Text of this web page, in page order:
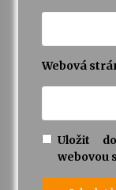
Webová
Uložit
webovou